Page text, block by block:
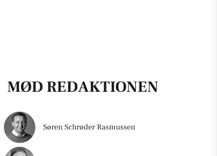
MØD REDAKTIONEN
Søren Schrøder Rasmussen